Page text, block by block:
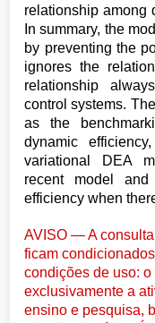
relationship among
In summary, the
by preventing the
ignores the
relationship
control systems.
as the
dynamic
variational DEA
recent model
efficiency when
AVISO — A
ficam
condições de uso:
exclusivamente a
ensino e pesquisa,